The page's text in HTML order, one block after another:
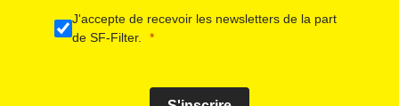
J'accepte de recevoir les newsletters de la part
de SF-Filter.